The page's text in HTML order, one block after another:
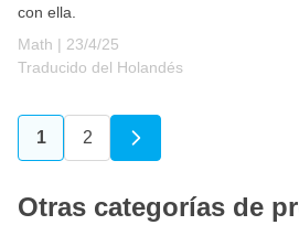
con ella.
Math | 23 de abril de 2025
23/4/25
Traducido del Holandés
Actualmente estás leyendo
1 Página
2
Otras categorías de